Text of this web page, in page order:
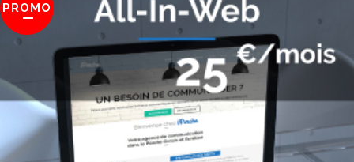
PROMO